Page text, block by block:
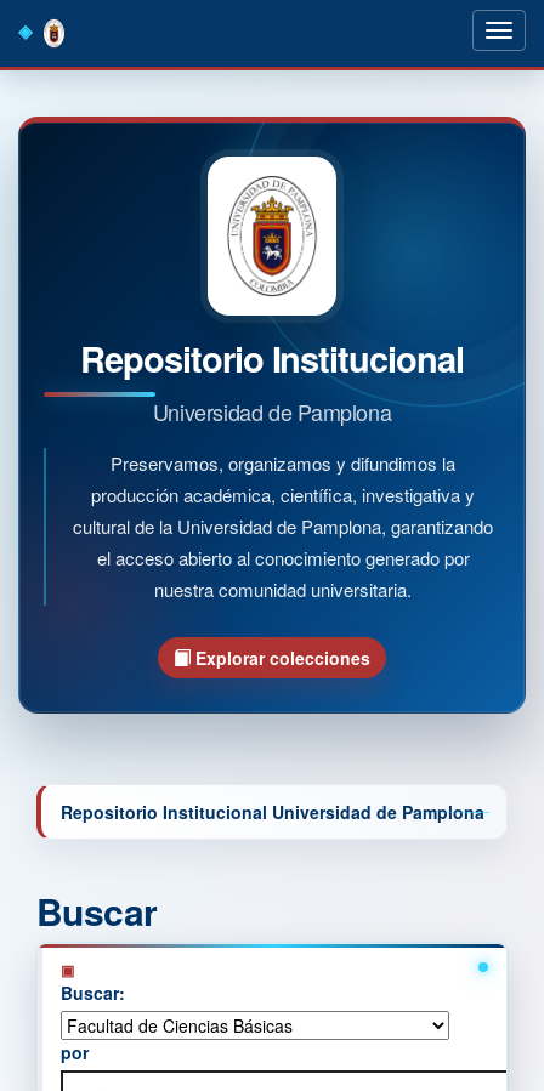
navigation
Repositorio Institucional
Universidad de Pamplona
Preservamos, organizamos y difundimos la
producción académica, científica, investigativa y
cultural de la Universidad de Pamplona, garantizando
el acceso abierto al conocimiento generado por
nuestra comunidad universitaria.
Explorar colecciones
Repositorio Institucional Universidad de Pamplona
Buscar
Buscar:
por